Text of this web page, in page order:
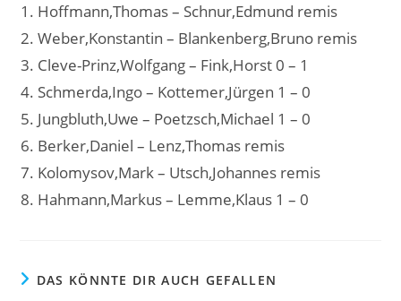
Hoffmann,Thomas – Schnur,Edmund remis
Weber,Konstantin – Blankenberg,Bruno remis
Cleve-Prinz,Wolfgang – Fink,Horst 0 – 1
Schmerda,Ingo – Kottemer,Jürgen 1 – 0
Jungbluth,Uwe – Poetzsch,Michael 1 – 0
Berker,Daniel – Lenz,Thomas remis
Kolomysov,Mark – Utsch,Johannes remis
Hahmann,Markus – Lemme,Klaus 1 – 0
DAS KÖNNTE DIR AUCH GEFALLEN